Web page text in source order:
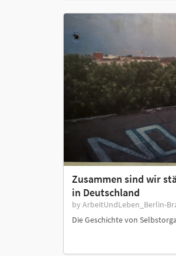
Zusammen sind wir
in Deutschland
by ArbeitUndLeben_Berlin-
Die Geschichte von